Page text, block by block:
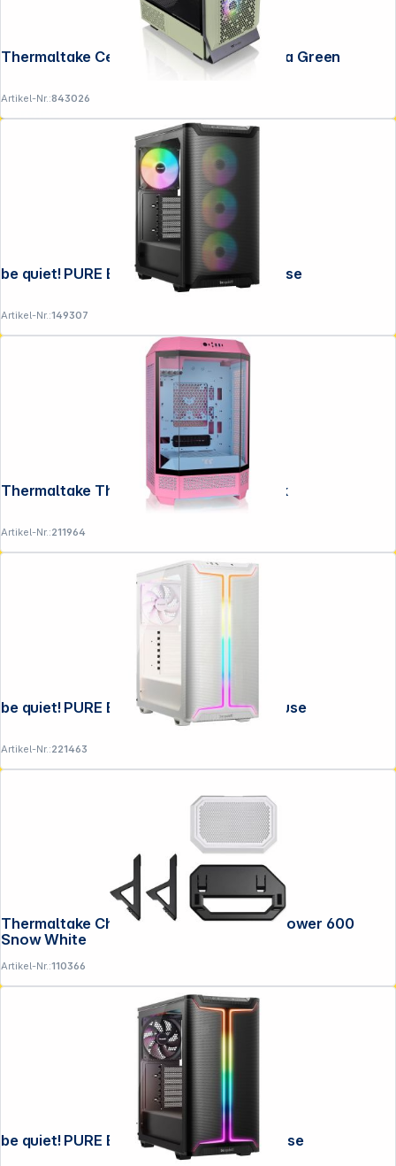
Thermaltake Ceres 300 TG ARGB Matcha Green
Artikel-Nr.:843026
be quiet! PURE BASE 501 LX Black Gehäuse
Artikel-Nr.:149307
Thermaltake The Tower 300 Bubble Pink
Artikel-Nr.:211964
be quiet! PURE BASE 501 DX White Gehäuse
Artikel-Nr.:221463
Thermaltake Chassis Stand Kit for The Tower 600
Snow White
Artikel-Nr.:110366
be quiet! PURE BASE 501 DX Black Gehäuse
Service
Folgen Sie uns auf